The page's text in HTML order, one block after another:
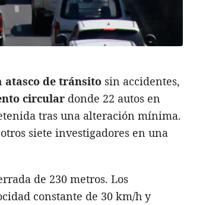
atasco de tránsito sin accidentes,
circular donde 22 autos en
tras una alteración mínima.
siete investigadores en una
de 230 metros. Los
constante de 30 km/h y